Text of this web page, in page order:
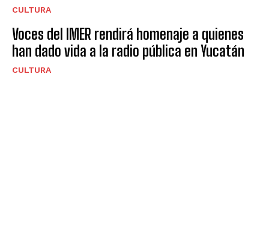
CULTURA
Voces del IMER rendirá homenaje a quienes
han dado vida a la radio pública en Yucatán
CULTURA